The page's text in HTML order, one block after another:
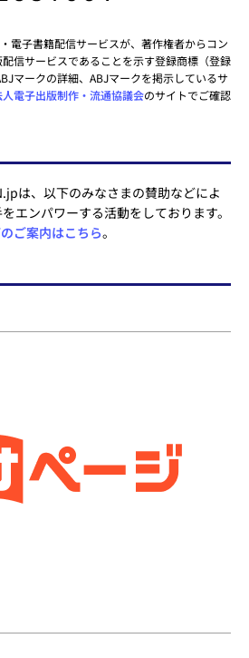
電子書籍配信サービスが、著作権者からコン
信サービスであることを示す登録商標（登録
マークの詳細、ABJマークを掲示しているサ
電子出版制作・流通協議会のサイトでご確認
は、以下のみなさまの賛助などによ
エンパワーする活動をしております。
ご案内はこちら。